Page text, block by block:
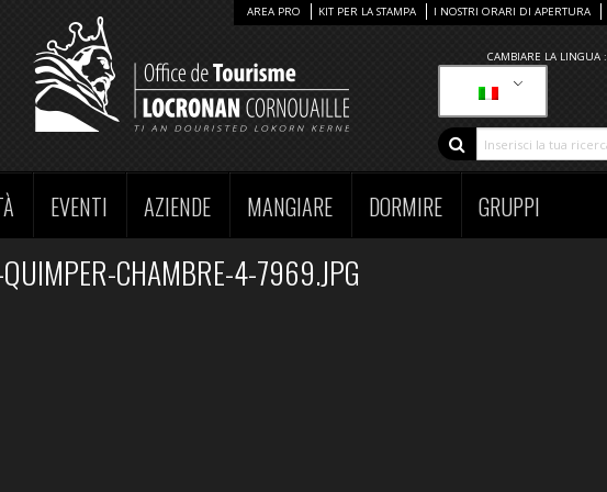
CAMBIARE LA LINGUA :
AREA PRO KIT PER LA STAMPA I NOSTRI ORARI DI APERTURA
EVENTI AZIENDE MANGIARE DORMIRE GRUPPI
CHAMBRE-4-7969.JPG